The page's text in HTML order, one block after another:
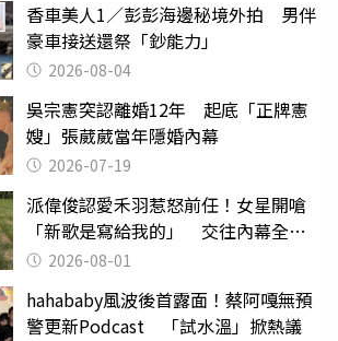
香車美人1／彭彭海邊秘境外拍 男伴
豪車接送還祭「鈔能力」
2026-08-04
吳宗憲突認離婚12年 起底「正牌憲
嫂」張葳葳當年隱婚內幕
2026-07-19
派偉俊認愛禾羽惹怒前任！女星開嗆
「新歌是寫給我的」 交往內幕全說
了 2026-08-01
hahababy風波後首露面！蔡阿嘎無預
警更新Podcast 「試水溫」掀熱議